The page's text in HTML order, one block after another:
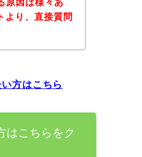
原因は様々あ
より、直接質問
方はこちら
はこちらをク